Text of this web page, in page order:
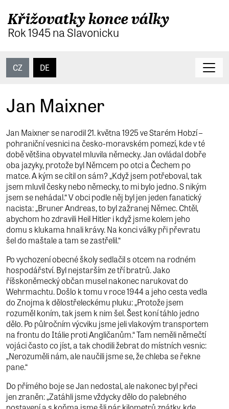
Křižovatky konce války
Rok 1945 na Slavonicku
CZ DE
Jan Maixner
Jan Maixner se narodil 21. května 1925 ve Starém Hobzí –
pohraniční vesnici na česko-moravském pomezí, kde v té
době většina obyvatel mluvila německy. Jan ovládal dobře
oba jazyky, protože byl Němcem po otci a Čechem po
matce. A kým se cítil on sám? „Když jsem potřeboval, tak
jsem mluvil česky nebo německy, to mi bylo jedno. S nikým
jsem se nehádal.“ V obci podle něj byl jen jeden fanatický
nacista: „Bruner Andreas, to byl zažranej Němec. Chtěl,
abychom ho zdravili Heil Hitler i když jsme kolem jeho
domu s klukama hnali krávy. Na konci války při převratu
šel do maštale a tam se zastřelil.“
Po vychození obecné školy sedlačil s otcem na rodném
hospodářství. Byl nejstarším ze tří bratrů. Jako
říšskoněmecký občan musel nakonec narukovat do
Wehrmachtu. Došlo k tomu v roce 1944 a jeho cesta vedla
do Znojma k dělostřeleckému pluku: „Protože jsem
rozuměl koním, tak jsem k nim šel. Šest koní táhlo jedno
dělo. Po půlročním výcviku jsme jeli vlakovým transportem
na frontu do Itálie proti Angličanům.“ Tam neměli němečtí
vojáci často co jíst, a tak chodili žebrat do místních vesnic:
„Nerozuměli nám, ale naučili jsme se, že chleba se řekne
pane.“
Do přímého boje se Jan nedostal, ale nakonec byl přeci
jen zraněn: „Zatáhli jsme vždycky dělo do palebného